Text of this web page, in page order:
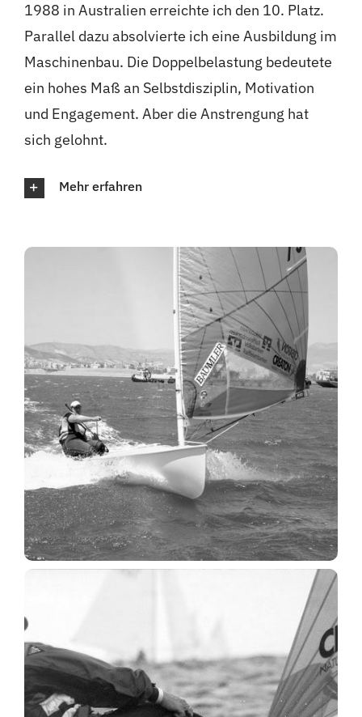
1988 in Australien erreichte ich den 10. Platz.
Parallel dazu absolvierte ich eine Ausbildung im
Maschinenbau. Die Doppelbelastung bedeutete
ein hohes Maß an Selbstdisziplin, Motivation
und Engagement. Aber die Anstrengung hat
sich gelohnt.
Mehr erfahren